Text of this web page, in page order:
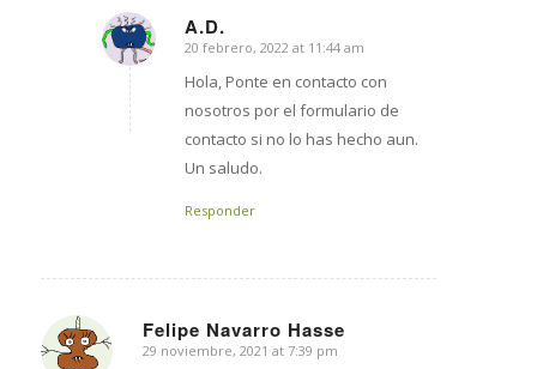
A.D.
says:
20 febrero, 2022 at 11:44 am
Hola, Ponte en contacto con
nosotros por el formulario de
contacto si no lo has hecho aun.
Un saludo.
Responder
Felipe Navarro Hasse
says:
29 noviembre, 2021 at 7:39 pm